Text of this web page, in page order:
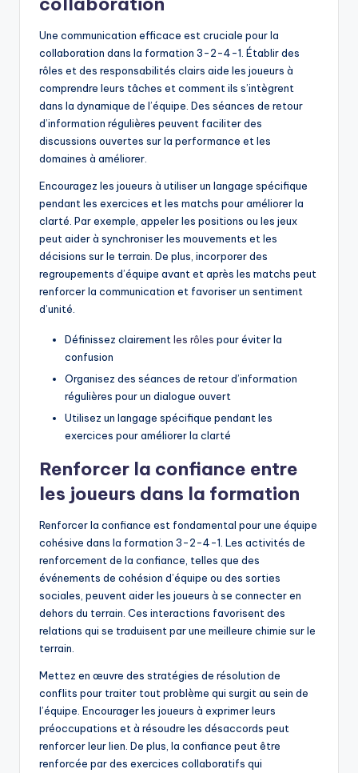
Une communication efficace est cruciale pour la
collaboration dans la formation 3-2-4-1. Établir des
rôles et des responsabilités clairs aide les joueurs à
comprendre leurs tâches et comment ils s’intègrent
dans la dynamique de l’équipe. Des séances de retour
d’information régulières peuvent faciliter des
discussions ouvertes sur la performance et les
domaines à améliorer.
Encouragez les joueurs à utiliser un langage spécifique
pendant les exercices et les matchs pour améliorer la
clarté. Par exemple, appeler les positions ou les jeux
peut aider à synchroniser les mouvements et les
décisions sur le terrain. De plus, incorporer des
regroupements d’équipe avant et après les matchs peut
renforcer la communication et favoriser un sentiment
d’unité.
Définissez clairement les rôles pour éviter la
confusion
Organisez des séances de retour d’information
régulières pour un dialogue ouvert
Utilisez un langage spécifique pendant les
exercices pour améliorer la clarté
Renforcer la confiance entre
les joueurs dans la formation
Renforcer la confiance est fondamental pour une équipe
cohésive dans la formation 3-2-4-1. Les activités de
renforcement de la confiance, telles que des
événements de cohésion d’équipe ou des sorties
sociales, peuvent aider les joueurs à se connecter en
dehors du terrain. Ces interactions favorisent des
relations qui se traduisent par une meilleure chimie sur le
terrain.
Mettez en œuvre des stratégies de résolution de
conflits pour traiter tout problème qui surgit au sein de
l’équipe. Encourager les joueurs à exprimer leurs
préoccupations et à résoudre les désaccords peut
renforcer leur lien. De plus, la confiance peut être
renforcée par des exercices collaboratifs qui